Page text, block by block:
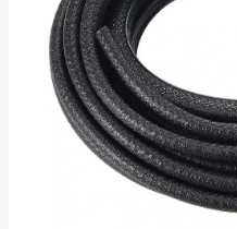
Coche
Inserción